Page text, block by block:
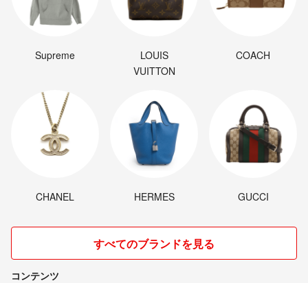
Supreme
LOUIS
VUITTON
COACH
CHANEL HERMES GUCCI
すべてのブランドを見る
コンテンツ